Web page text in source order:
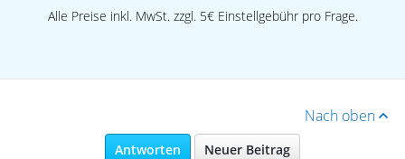
Alle Preise inkl. MwSt. zzgl. 5€ Einstellgebühr pro Frage.
Nach oben
Antworten Neuer Beitrag